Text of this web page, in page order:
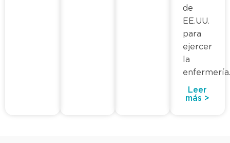
de
EE.UU.
para
ejercer
la
enfermería.
Leer
más >